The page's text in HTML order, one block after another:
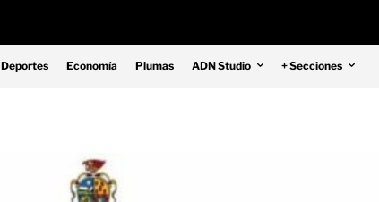
Deportes Economía Plumas ADN Studio + Secciones